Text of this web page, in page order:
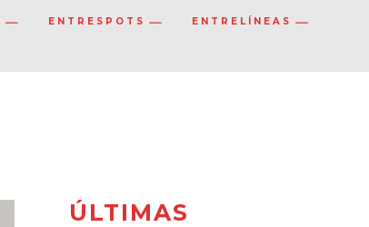
ENTRESPOTS ENTRELÍNEAS
ÚLTIMAS